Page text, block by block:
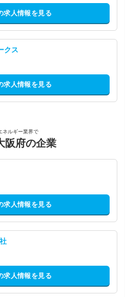
求人情報を見る
クス
求人情報を見る
ネルギー業界で
阪府の企業
求人情報を見る
求人情報を見る